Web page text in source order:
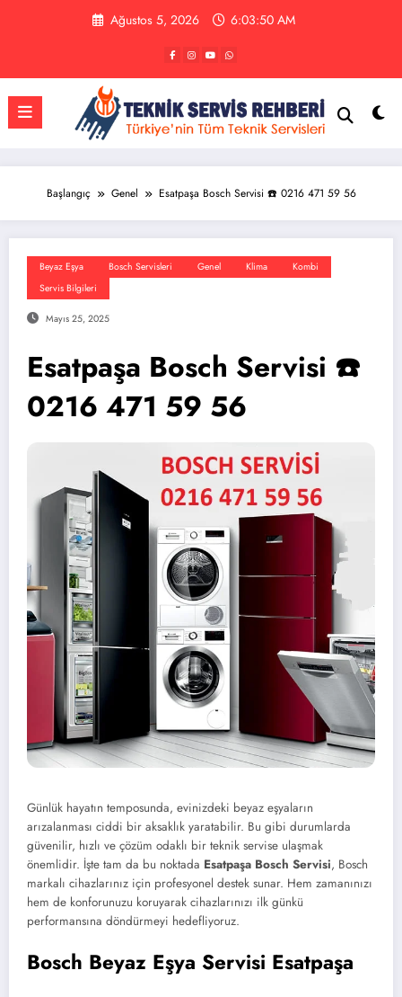
Ağustos 5, 2026 6:03:51 AM
Başlangıç Genel Esatpaşa Bosch Servisi ☎️ 0216 471 59 56
Beyaz Eşya Bosch Servisleri Genel Klima
Kombi
Servis Bilgileri
Mayıs 25, 2025
Esatpaşa Bosch Servisi ☎️
0216 471 59 56
Günlük hayatın temposunda, evinizdeki beyaz eşyaların
arızalanması ciddi bir aksaklık yaratabilir. Bu gibi durumlarda
güvenilir, hızlı ve çözüm odaklı bir teknik servise ulaşmak
önemlidir. İşte tam da bu noktada Esatpaşa Bosch Servisi, Bosch
markalı cihazlarınız için profesyonel destek sunar. Hem zamanınızı
hem de konforunuzu koruyarak cihazlarınızı ilk günkü
performansına döndürmeyi hedefliyoruz.
Bosch Beyaz Eşya Servisi Esatpaşa